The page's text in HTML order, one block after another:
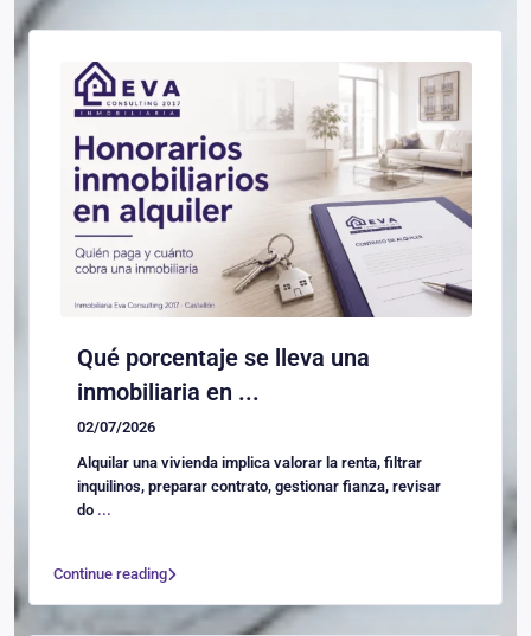
Qué porcentaje se lleva una
inmobiliaria en ...
02/07/2026
Alquilar una vivienda implica valorar la renta, filtrar
inquilinos, preparar contrato, gestionar fianza, revisar
do ...
Continue reading